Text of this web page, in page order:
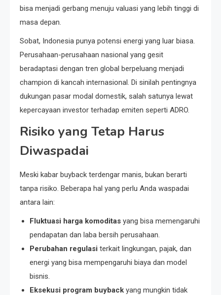
bisa menjadi gerbang menuju valuasi yang lebih tinggi di
masa depan.
Sobat, Indonesia punya potensi energi yang luar biasa.
Perusahaan-perusahaan nasional yang gesit
beradaptasi dengan tren global berpeluang menjadi
champion di kancah internasional. Di sinilah pentingnya
dukungan pasar modal domestik, salah satunya lewat
kepercayaan investor terhadap emiten seperti ADRO.
Risiko yang Tetap Harus
Diwaspadai
Meski kabar buyback terdengar manis, bukan berarti
tanpa risiko. Beberapa hal yang perlu Anda waspadai
antara lain:
Fluktuasi harga komoditas yang bisa memengaruhi
pendapatan dan laba bersih perusahaan.
Perubahan regulasi terkait lingkungan, pajak, dan
energi yang bisa mempengaruhi biaya dan model
bisnis.
Eksekusi program buyback yang mungkin tidak